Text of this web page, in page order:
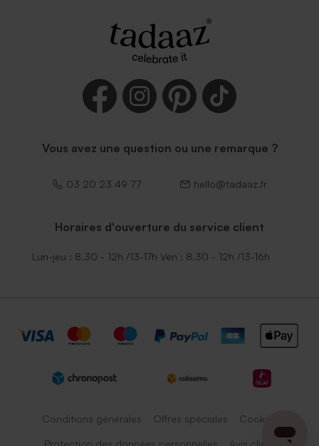
Vous avez une question ou une remarque ?
03 20 23 49 77 hello@tadaaz.fr
Horaires d'ouverture du service client
Lun-jeu : 8.30 - 12h /13-17h Ven : 8.30 - 12h /13-16h
Conditions générales Offres spéciales Cookies